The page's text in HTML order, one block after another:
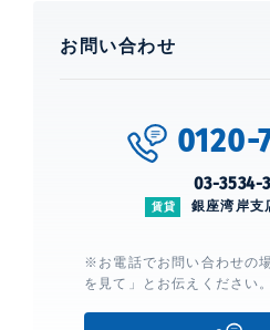
お問い合わせ
0120-
03-3534-
賃貸 銀座湾岸支
※お電話でお問い合わせの
を見て」とお伝えください。